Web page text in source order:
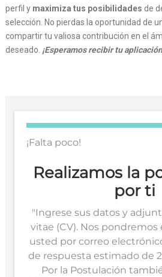
perfil y maximiza tus posibilidades de
selección. No pierdas la oportunidad de
compartir tu valiosa contribución en el
deseado. ¡Esperamos recibir tu